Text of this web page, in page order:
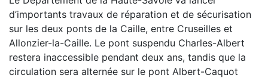
d’importants travaux de réparation et de sécurisation
sur les deux ponts de la Caille, entre Cruseilles et
Allonzier-la-Caille. Le pont suspendu Charles-Albert
restera inaccessible pendant deux ans, tandis que la
circulation sera alternée sur le pont Albert-Caquot